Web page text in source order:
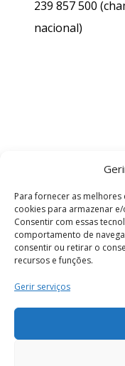
Para fornecer as
cookies para armazenar
Consentir com essas
comportamento de
consentir ou retirar o
recursos e funções.
Gerir serviços
239 857 500
nacional)
Termos e
os direitos